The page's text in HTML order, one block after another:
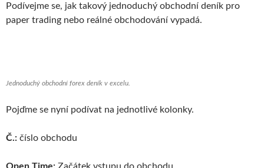
Podívejme se, jak takový jednoduchý obchodní deník pro
paper trading nebo reálné obchodování vypadá.
Jednoduchý obchodní forex deník v excelu.
Pojďme se nyní podívat na jednotlivé kolonky.
Č.: číslo obchodu
Open Time: Začátek vstupu do obchodu